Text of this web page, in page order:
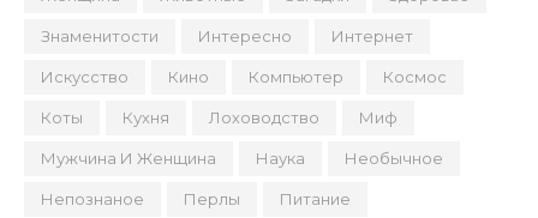
Знаменитости Интересно Интернет
Искусство Кино Компьютер Космос
Коты Кухня Лоховодство Миф
Мужчина И Женщина Наука Необычное
Непознаное Перлы Питание